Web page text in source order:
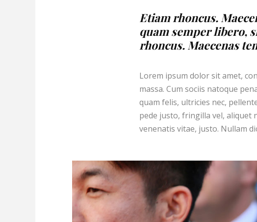
Etiam rhoncus.
quam semper libero,
rhoncus. Maecenas
Lorem ipsum dolor sit amet,
massa. Cum sociis natoque
quam felis, ultricies nec,
pede justo, fringilla vel, aliquet
venenatis vitae, justo. Nullam